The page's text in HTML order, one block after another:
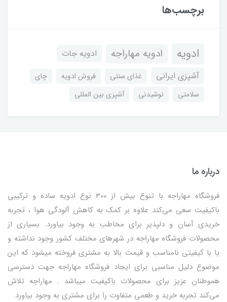
برچسب‌ها
ادویه ادویه مهاراجه
ادویه جات
آشپزی ایرانی
غذای سنتی فروش ادویه
چای
سلامتی
نوشیدنی آشپزی بین المللی
درباره ما
فروشگاه مهاراجه با تنوع بیش از 300 نوع ادویه ساده و ترکیبی
باکیفیت سعی می‌کند علاوه بر کمک به کاهش آلودگی هوا ، تجربه
خریدی آسان و دلپذیر برای مخاطب به وجود بیاورد. بسیاری از
محصولات فروشگاه مهاراجه در شهرهای مختلف کشور وجود نداشته و
یا با کیفیتی نامناسب و قیمت بالا به مشتری فروخته میشود که این
موضوع دلیل مناسبی برای ایجاد فروشگاه مهاراجه جهت دسترسی
هموطنان عزیز برای محصولات باکیفیت میباشد . مهاراجه تلاش
می‌کند تجربه خرید و طعمی متفاوت را برای مشتری به وجود بیاورد.